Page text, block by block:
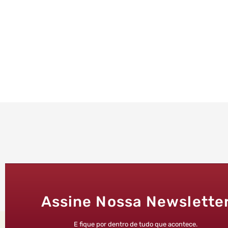
Assine Nossa
E fique por dentro de tudo que acontece.